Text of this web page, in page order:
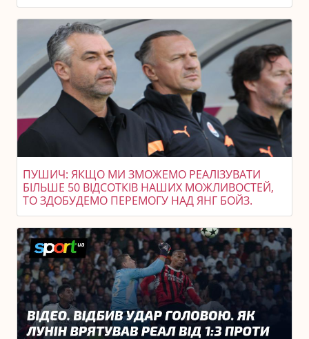
ПУШИЧ: ЯКЩО МИ ЗМОЖЕМО РЕАЛІЗУВАТИ
БІЛЬШЕ 50 ВІДСОТКІВ НАШИХ МОЖЛИВОСТЕЙ,
ТО ЗДОБУДЕМО ПЕРЕМОГУ НАД ЯНГ БОЙЗ.